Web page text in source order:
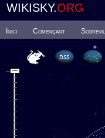
WIKISKY.ORG
Inici Començant